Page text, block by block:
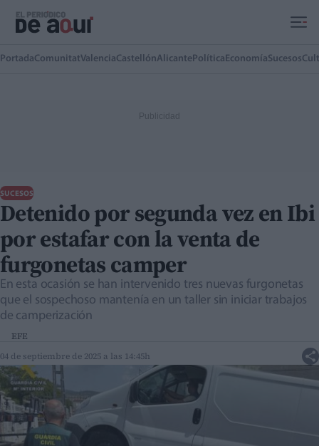
PortadaComunitatValenciaCastellónAlicante Política EconomíaSucesos
SUCESOS
Detenido por segunda vez en Ibi
por estafar con la venta de
furgonetas camper
En esta ocasión se han intervenido tres nuevas furgonetas
que el sospechoso mantenía en un taller sin iniciar trabajos
de camperización
EFE
04 de septiembre de 2025 a las 14:45h